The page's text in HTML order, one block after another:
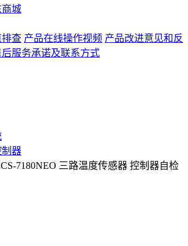
商城
查 产品在线操作视频 产品改进意见和反
后服务承诺及联系方式
制器
7180NEO 三路温度传感器 控制器自检